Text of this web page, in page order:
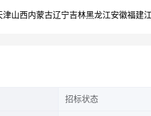
津山西内蒙古辽宁吉林黑龙江安徽福建
招标状态